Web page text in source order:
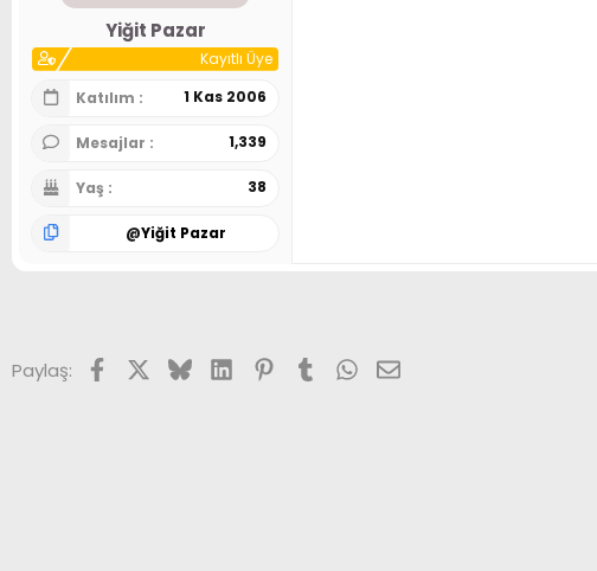
Yiğit Pazar
Kayıtlı Üye
Katılım
1 Kas 2006
Mesajlar 1,339
Yaş 38
@Yiğit Pazar
Paylaş: FacebookX (Twitter)
BlueskyLinkedInPinterest
Tumblr WhatsApp
E-posta